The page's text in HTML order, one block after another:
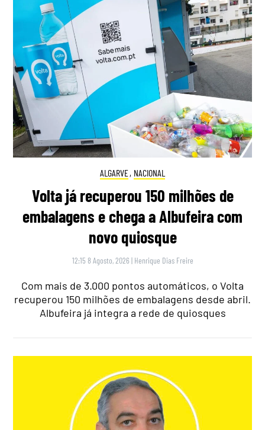
ALGARVE, NACIONAL
Volta já recuperou 150 milhões de
embalagens e chega a Albufeira com
novo quiosque
12:15 8 Agosto, 2026 | Henrique Dias Freire
Com mais de 3.000 pontos automáticos, o Volta
recuperou 150 milhões de embalagens desde abril.
Albufeira já integra a rede de quiosques